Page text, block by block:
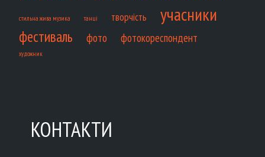
стильна жива музика танці творчість учасники
фестиваль фото фотокореспондент
художник
КОНТАКТИ